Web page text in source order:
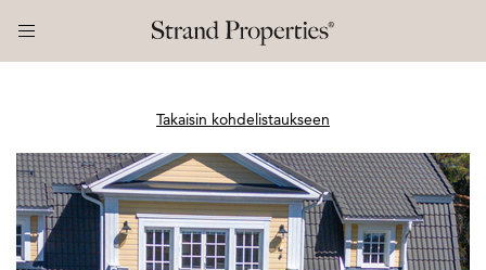
Takaisin kohdelistaukseen